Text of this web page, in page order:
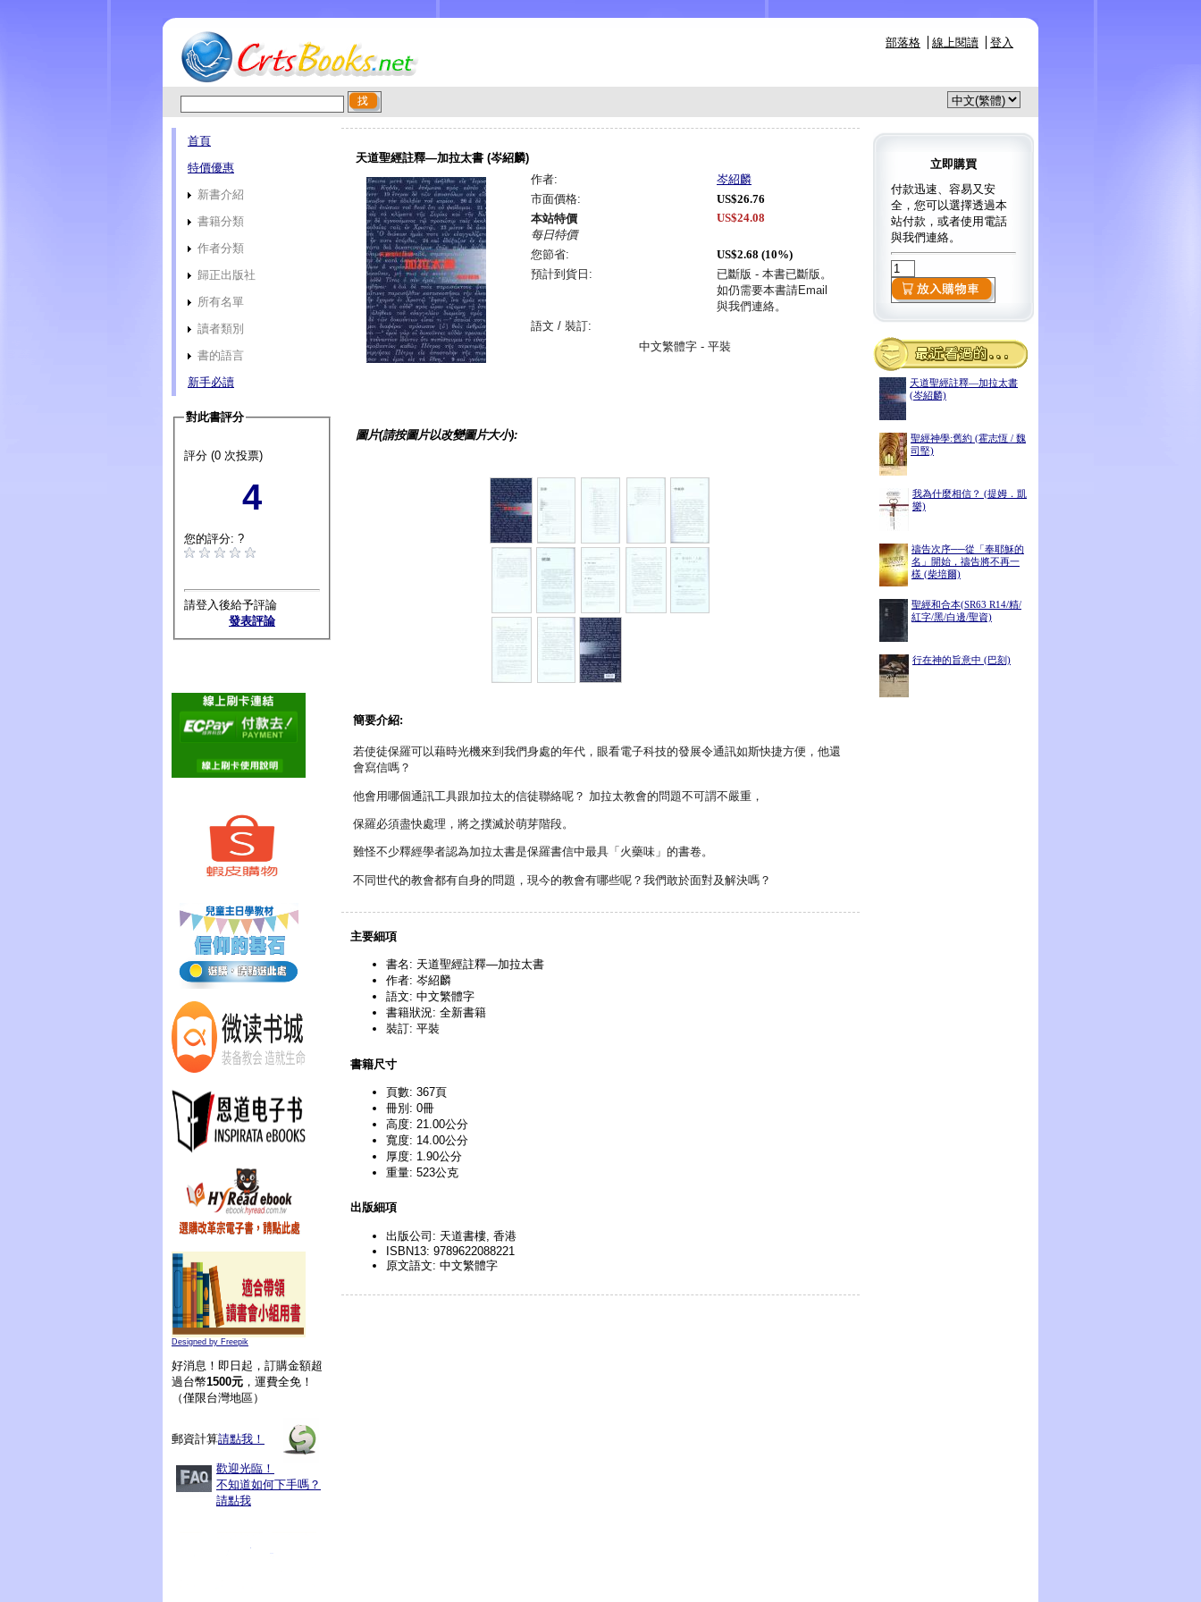
部落格 線上閱讀 登入
首頁
特價優惠
新書介紹
書籍分類
作者分類
歸正出版社
所有名單
讀者類別
書的語言
新手必讀
對此書評分
評分 (0 次投票)
4
您的評分: ?
請登入後給予評論
發表評論
Designed by Freepik
好消息！即日起，訂購金額超
過台幣1500元 ，運費全免！
（僅限台灣地區）
郵資計算請點我！
歡迎光臨！
不知道如何下手嗎？
請點我
立即購買
付款迅速、容易又安
全，您可以選擇透過本
站付款，或者使用電話
與我們連絡。
天道聖經註釋—加拉太書
(岑紹麟)
聖經神學:舊約 (霍志恆 / 魏
司堅)
我為什麼相信？ (提姆．凱
樂)
禱告次序──從「奉耶穌的
名」開始，禱告將不再一
樣 (柴培爾)
聖經和合本(SR63 R14/精/
紅字/黑/白邊/聖資)
行在神的旨意中 (巴刻)
天道聖經註釋—加拉太書 (岑紹麟)
作者:
岑紹麟
市面價格:
US$26.76
本站特價
每日特價
US$24.08
您節省:
US$2.68 (10%)
預計到貨日:
已斷版 - 本書已斷版。
如仍需要本書請Email
與我們連絡。
語文 / 裝訂:
中文繁體字 - 平裝
圖片(請按圖片以改變圖片大小):
簡要介紹:
若使徒保羅可以藉時光機來到我們身處的年代，眼看電子科技的發展令通訊如斯快捷方便，他還
會寫信嗎？
他會用哪個通訊工具跟加拉太的信徒聯絡呢？ 加拉太教會的問題不可謂不嚴重，
保羅必須盡快處理，將之撲滅於萌芽階段。
難怪不少釋經學者認為加拉太書是保羅書信中最具「火藥味」的書卷。
不同世代的教會都有自身的問題，現今的教會有哪些呢？我們敢於面對及解決嗎？
主要細項
書名: 天道聖經註釋—加拉太書
作者: 岑紹麟
語文: 中文繁體字
書籍狀況: 全新書籍
裝訂: 平裝
書籍尺寸
頁數: 367頁
冊別: 0冊
高度: 21.00公分
寬度: 14.00公分
厚度: 1.90公分
重量: 523公克
出版細項
出版公司: 天道書樓, 香港
ISBN13: 9789622088221
原文語文: 中文繁體字